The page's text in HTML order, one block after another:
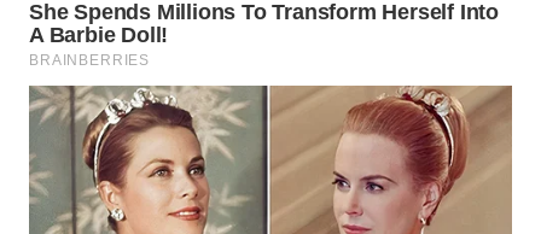
TANGERANG
BINJAI
WN
CIREBON